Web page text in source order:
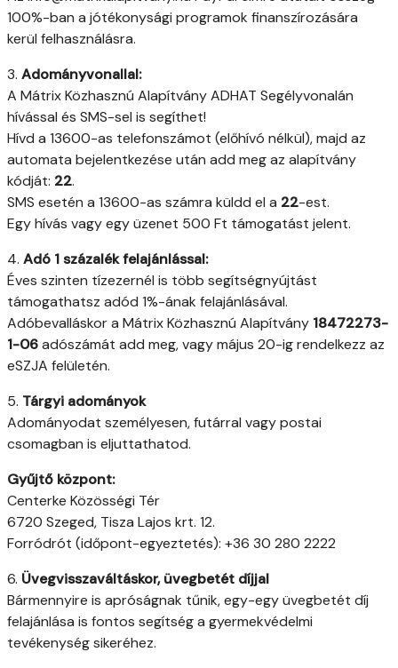
100%-ban a jótékonysági programok finanszírozására
kerül felhasználásra.
3. Adományvonallal:
A Mátrix Közhasznú Alapítvány ADHAT Segélyvonalán
hívással és SMS-sel is segíthet!
Hívd a 13600-as telefonszámot (előhívó nélkül), majd az
automata bejelentkezése után add meg az alapítvány
kódját: 22.
SMS esetén a 13600-as számra küldd el a 22-est.
Egy hívás vagy egy üzenet 500 Ft támogatást jelent.
4. Adó 1 százalék felajánlással:
Éves szinten tízezernél is több segítségnyújtást
támogathatsz adód 1%-ának felajánlásával.
Adóbevalláskor a Mátrix Közhasznú Alapítvány 18472273-
1-06adószámát add meg, vagy május 20-ig rendelkezz az
eSZJA felületén.
5. Tárgyi adományok
Adományodat személyesen, futárral vagy postai
csomagban is eljuttathatod.
Gyűjtő központ:
Centerke Közösségi Tér
6720 Szeged, Tisza Lajos krt. 12.
Forródrót (időpont-egyeztetés): +36 30 280 2222
6. Üvegvisszaváltáskor, üvegbetét díjjal
Bármennyire is apróságnak tűnik, egy-egy üvegbetét díj
felajánlása is fontos segítség a gyermekvédelmi
tevékenység sikeréhez.